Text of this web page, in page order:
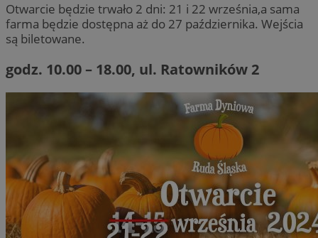
Otwarcie będzie trwało 2 dni: 21 i 22 września,a sama
farma będzie dostępna aż do 27 października. Wejścia
są biletowane.
godz. 10.00 – 18.00, ul. Ratowników 2